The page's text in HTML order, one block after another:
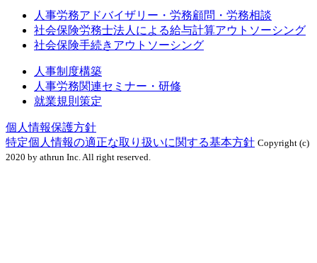
人事労務アドバイザリー・労務顧問・労務相談
社会保険労務士法人による給与計算アウトソーシング
社会保険手続きアウトソーシング
人事制度構築
人事労務関連セミナー・研修
就業規則策定
個人情報保護方針
特定個人情報の適正な取り扱いに関する基本方針 Copyright (c)
2020 by athrun Inc. All right reserved.